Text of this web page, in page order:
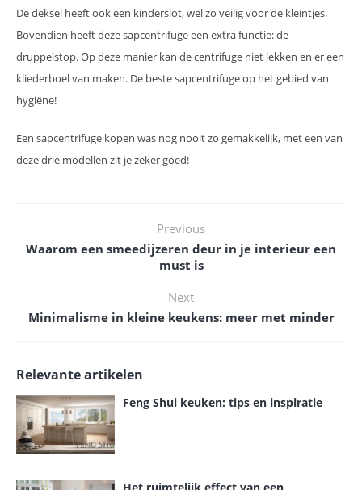
De deksel heeft ook een kinderslot, wel zo veilig voor de kleintjes.
Bovendien heeft deze sapcentrifuge een extra functie: de
druppelstop. Op deze manier kan de centrifuge niet lekken en er een
kliederboel van maken. De beste sapcentrifuge op het gebied van
hygiëne!
Een sapcentrifuge kopen was nog nooit zo gemakkelijk, met een van
deze drie modellen zit je zeker goed!
Previous
Waarom een smeedijzeren deur in je interieur een
must is
Next
Minimalisme in kleine keukens: meer met minder
Relevante artikelen
Feng Shui keuken: tips en inspiratie